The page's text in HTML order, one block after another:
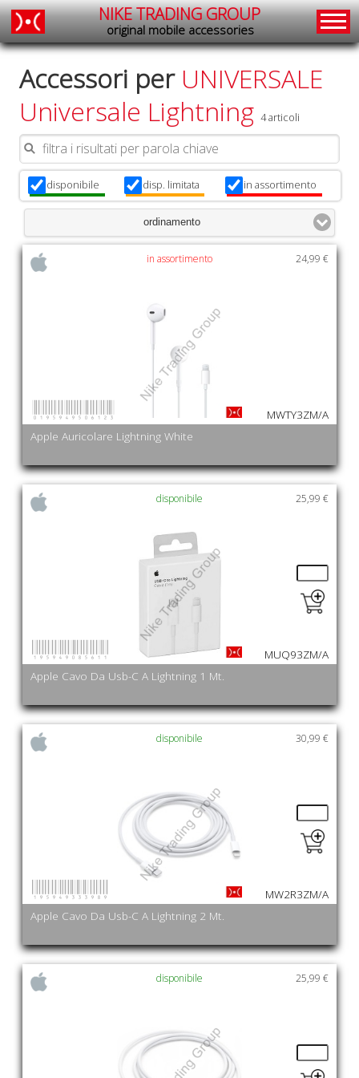
NIKE TRADING GROUP
original mobile accessories
Accessori per UNIVERSALE
Universale Lightning 4 articoli
disponibile
x
disp. limitata
x
in assortimento
x
ordinamento
24,99 €
Apple Auricolare Lightning White
in assortimento
MWTY3ZM/A
25,99 €
Apple Cavo Da Usb-C A Lightning 1 Mt.
disponibile
MUQ93ZM/A
30,99 €
Apple Cavo Da Usb-C A Lightning 2 Mt.
disponibile
MW2R3ZM/A
25,99 €
disponibile